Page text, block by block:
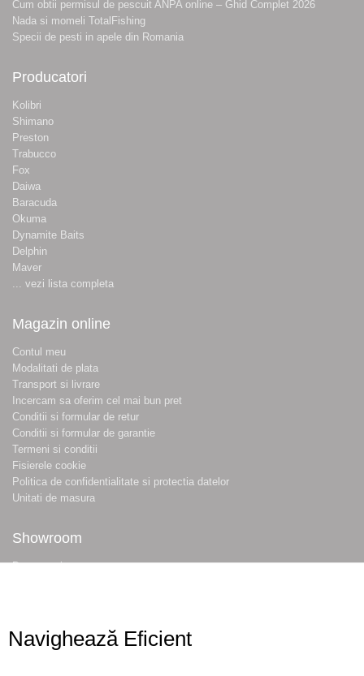
Cum obtii permisul de pescuit ANPA online – Ghid Complet 2026
Nada si momeli TotalFishing
Specii de pesti in apele din Romania
Producatori
Kolibri
Shimano
Preston
Trabucco
Fox
Daiwa
Baracuda
Okuma
Dynamite Baits
Delphin
Maver
... vezi lista completa
Magazin online
Contul meu
Modalitati de plata
Transport si livrare
Incercam sa oferim cel mai bun pret
Conditii si formular de retur
Conditii si formular de garantie
Termeni si conditii
Fisierele cookie
Politica de confidentialitate si protectia datelor
Unitati de masura
Showroom
Despre noi
Navighează Eficient